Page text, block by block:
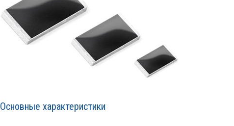
Основные характеристики